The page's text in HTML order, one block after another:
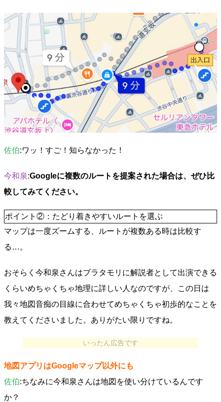
佐伯:ワッ！すご！知らなかった！
今和泉:Googleに複数のルートを提案された場合は、ぜひ比
較してみてください。
ポイント②：たどり着きやすいルートを選ぶ
マップは一度ズームする、ルートが複数ある時は比較す
る…。
おそらく今和泉さんはブラタモリに解説者として出演できる
くらいめちゃくちゃ地理に詳しい人なのですが、この日は
我々地図音痴の目線に合わせてめちゃくちゃ初歩的なことを
教えてくださいました。ありがたい限りですね。
いったん広告です
地図アプリはGoogleマップ以外にも
佐伯:ちなみに今和泉さんは地図を使い分けているんです
か？